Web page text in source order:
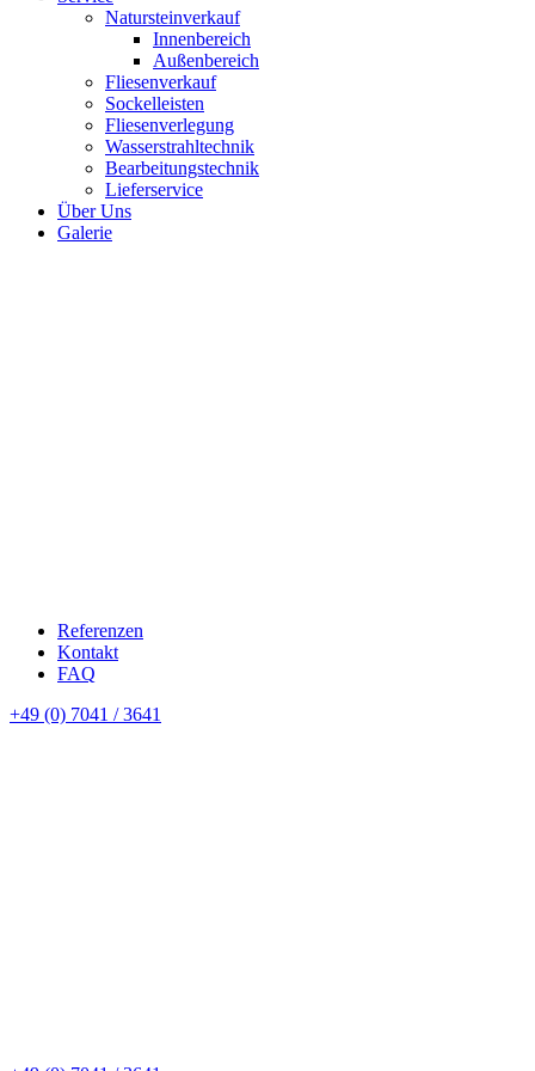
Natursteinverkauf
Innenbereich
Außenbereich
Fliesenverkauf
Sockelleisten
Fliesenverlegung
Wasserstrahltechnik
Bearbeitungstechnik
Lieferservice
Über Uns
Galerie
Referenzen
Kontakt
FAQ
+49 (0) 7041 / 3641